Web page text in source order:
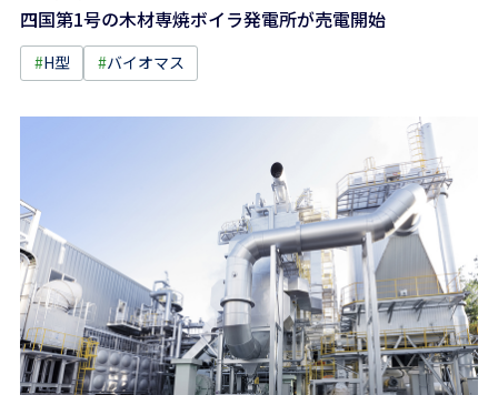
四国第1号の木材専焼ボイラ発電所が売電開始
#H型 #バイオマス